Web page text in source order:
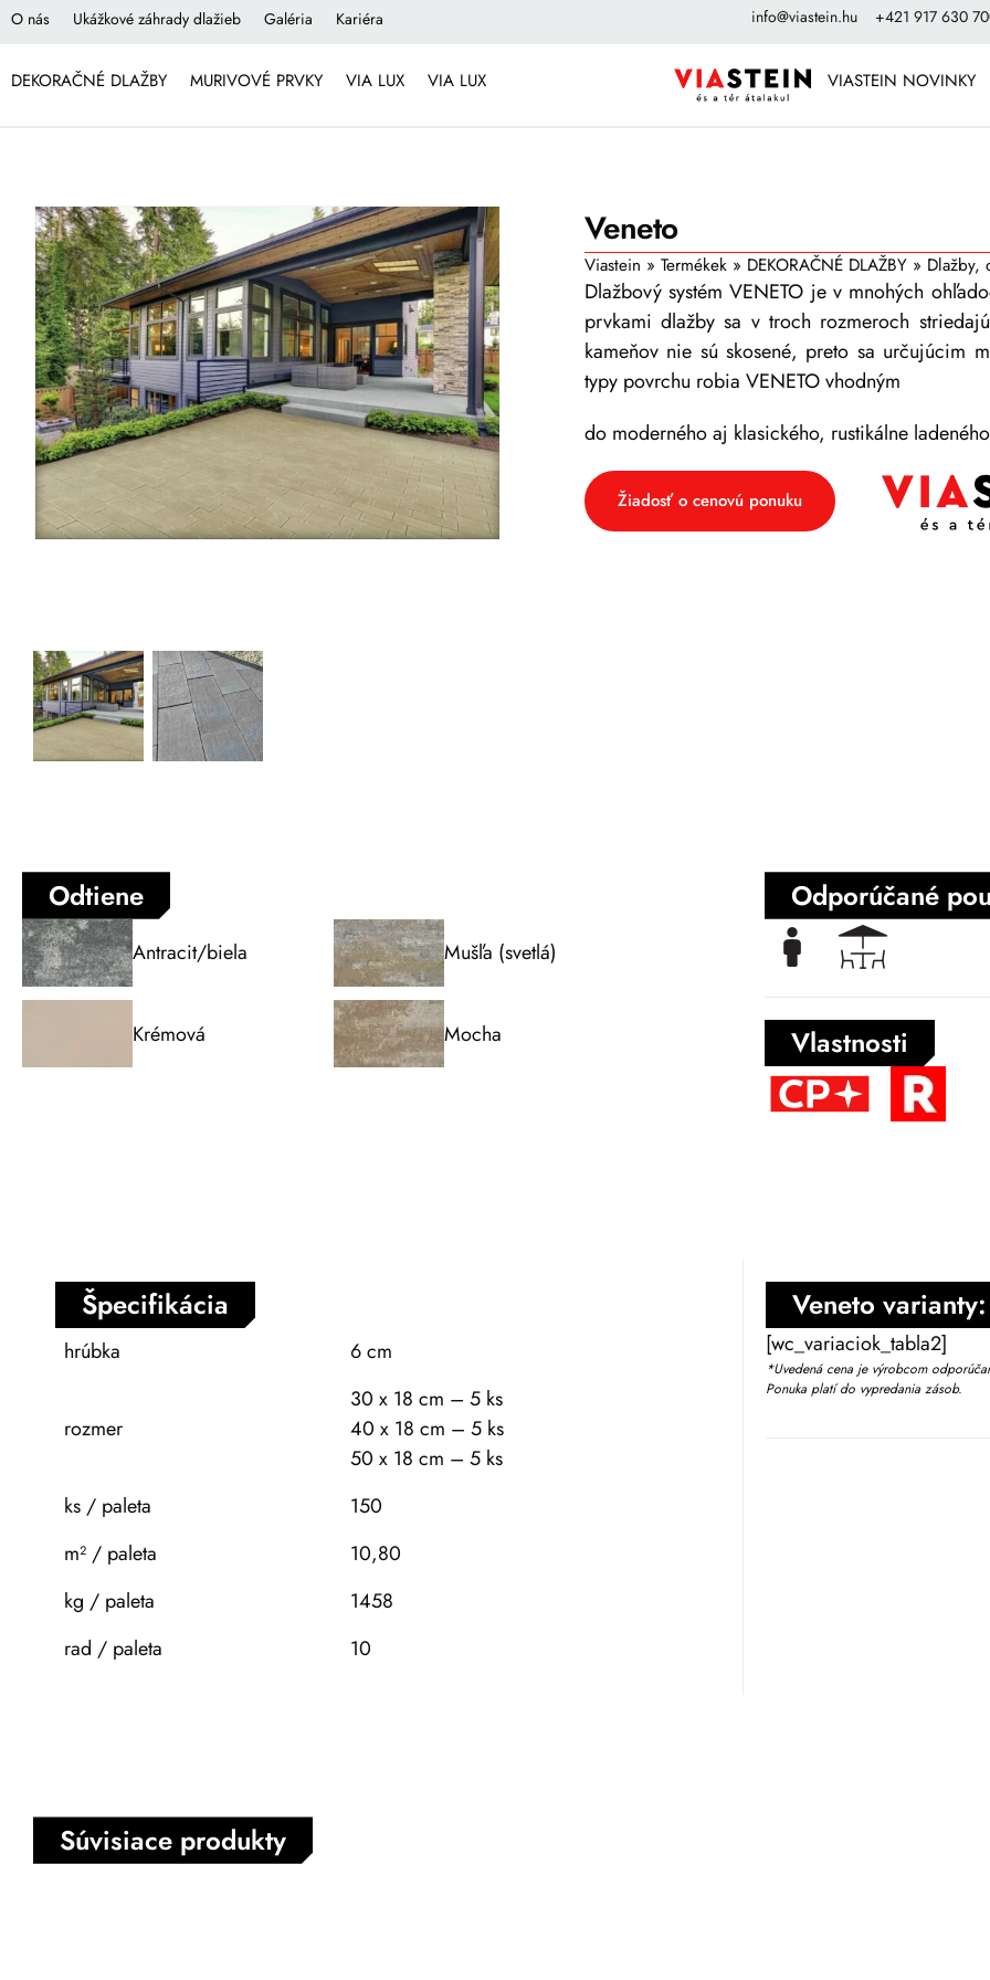
O nás Ukážkové záhrady dlažieb Galéria Kariéra info@viastein.hu +421 917 630
DEKORAČNÉ DLAŽBY MURIVOVÉ PRVKY VIA LUX VIA LUX VIASTEIN NOVINKY
Veneto
Viastein » Termékek» DEKORAČNÉ DLAŽBY» Dlažby,
Dlažbový systém VENETO je v mnohých
prvkami dlažby sa v troch rozmeroch
kameňov nie sú skosené, preto sa určujúcim
typy povrchu robia VENETO vhodným
do moderného aj klasického, rustikálne
Žiadosť o cenovú ponuku
Odtiene
Antracit/biela Mušľa (svetlá)
Krémová Mocha
Odporúčané
Vlastnosti
Špecifikácia
hrúbka 6 cm
rozmer
30 x 18 cm – 5 ks
40 x 18 cm – 5 ks
50 x 18 cm – 5 ks
ks / paleta
150
m² / paleta
10,80
kg / paleta
1458
rad / paleta
10
Veneto varianty:
[wc_variaciok_tabla2]
*Uvedená cena je výrobcom
Ponuka platí do vypredania zásob.
Súvisiace produkty